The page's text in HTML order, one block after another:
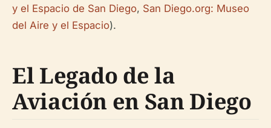
y el Espacio de San Diego, San Diego.org: Museo
del Aire y el Espacio).
El Legado de la
Aviación en San Diego